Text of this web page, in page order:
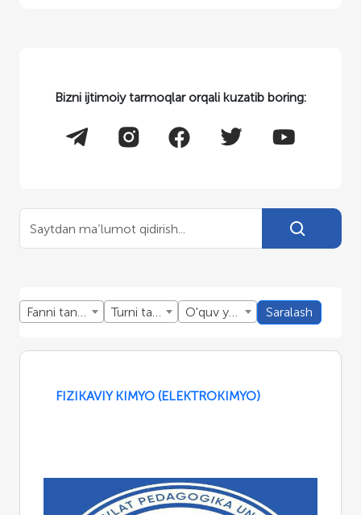
Bizni ijtimoiy tarmoqlar orqali kuzatib boring:
Fanni tanlang Turni tanlang O'quv yillini tanlang Saralash
FIZIKAVIY KIMYO (ELEKTROKIMYO)